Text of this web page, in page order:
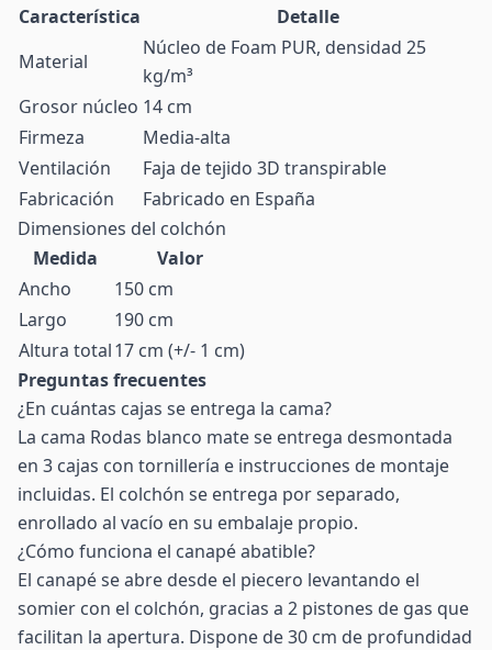
Característica
Detalle
Material
Núcleo de Foam PUR, densidad 25
kg/m³
Grosor núcleo 14 cm
Firmeza
Media-alta
Ventilación
Faja de tejido 3D transpirable
Fabricación
Fabricado en España
Dimensiones del colchón
Medida
Valor
Ancho
150 cm
Largo
190 cm
Altura total17 cm (+/- 1 cm)
Preguntas frecuentes
¿En cuántas cajas se entrega la cama?
La cama Rodas blanco mate se entrega desmontada
en 3 cajas con tornillería e instrucciones de montaje
incluidas. El colchón se entrega por separado,
enrollado al vacío en su embalaje propio.
¿Cómo funciona el canapé abatible?
El canapé se abre desde el piecero levantando el
somier con el colchón, gracias a 2 pistones de gas que
facilitan la apertura. Dispone de 30 cm de profundidad